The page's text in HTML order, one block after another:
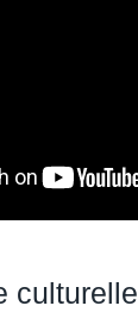
culturelle